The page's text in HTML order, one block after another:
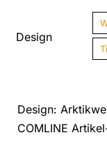
Design
Design:
COMLINE